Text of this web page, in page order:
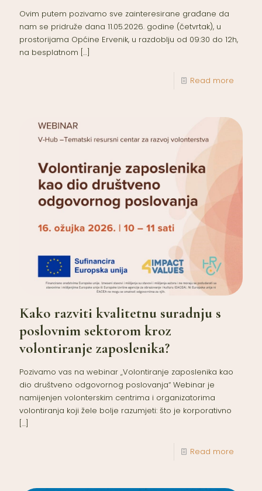
Ovim putem pozivamo sve zainteresirane građane da
nam se pridruže dana 11.05.2026. godine (četvrtak), u
prostorijama Općine Ervenik, u razdoblju od 09:30 do 12h,
na besplatnom […]
Read more
Kako razviti kvalitetnu suradnju s
poslovnim sektorom kroz
volontiranje zaposlenika?
Pozivamo vas na webinar „Volontiranje zaposlenika kao
dio društveno odgovornog poslovanja“ Webinar je
namijenjen volonterskim centrima i organizatorima
volontiranja koji žele bolje razumjeti: što je korporativno
[…]
Read more